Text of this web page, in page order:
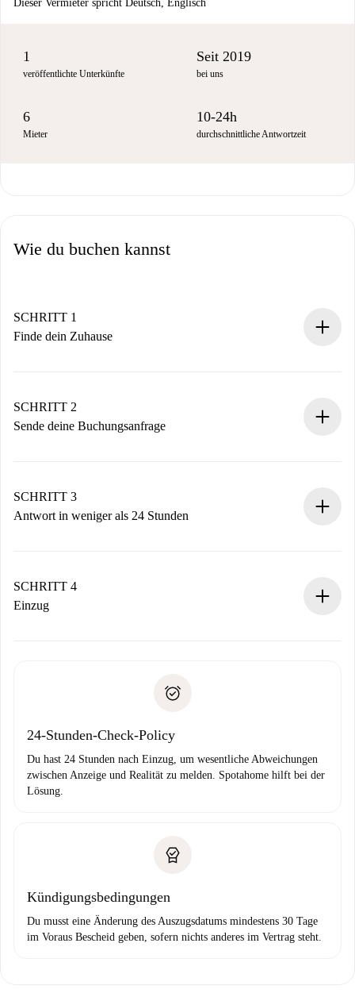
Dieser Vermieter spricht Deutsch, Englisch
1
veröffentlichte Unterkünfte
Seit 2019
bei uns
6
Mieter
10-24h
durchschnittliche Antwortzeit
Wie du buchen kannst
SCHRITT 1
Finde dein Zuhause
Du erhältst alle notwendigen Informationen im Voraus.
SCHRITT 2
Sende deine Buchungsanfrage
Denk daran, dass wir dich erst belasten, wenn der
Vermieter zustimmt.
SCHRITT 3
Antwort in weniger als 24 Stunden
stellen den Kontakt her.
Wenn der Vermieter ablehnen muss, entstehen keine
SCHRITT 4
Einzug
24-Stunden-Check-Policy
Du hast 24 Stunden nach Einzug, um wesentliche Abweichungen
zwischen Anzeige und Realität zu melden. Spotahome hilft bei der
Lösung.
Kündigungsbedingungen
Du musst eine Änderung des Auszugsdatums mindestens 30 Tage
im Voraus Bescheid geben, sofern nichts anderes im Vertrag steht.